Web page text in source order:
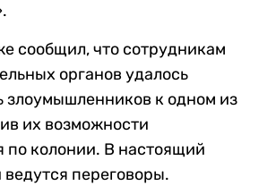
сообщил, что сотрудникам
органов удалось
злоумышленников к одном из
их возможности
по колонии. В настоящий
переговоры.